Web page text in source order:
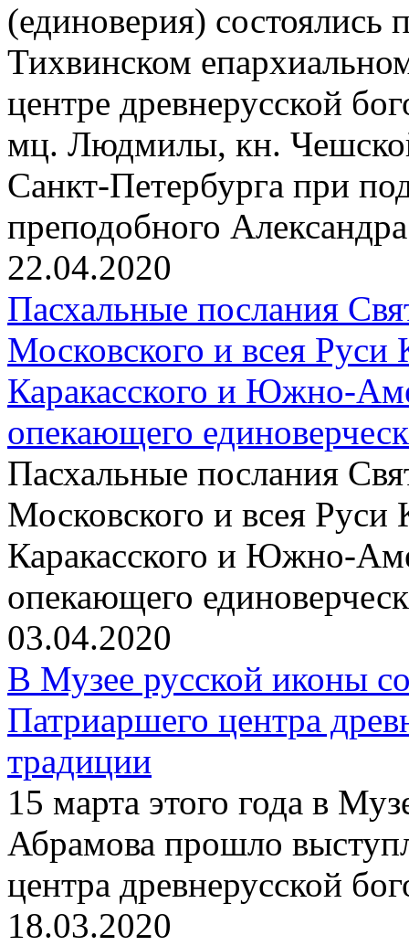
(единоверия) состоялись
Тихвинском
центре древнерусской
мц. Людмилы, кн.
Санкт-Петербурга при
преподобного
22.04.2020
Пасхальные послания
Московского и всея Руси
Каракасского и Южно-
опекающего
Пасхальные послания
Московского и всея Руси
Каракасского и Южно-
опекающего
03.04.2020
В Музее русской иконы
Патриаршего центра
традиции
15 марта этого года в
Абрамова прошло
центра древнерусской
18.03.2020